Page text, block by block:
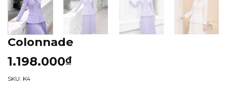
Colonnade
1.198.000₫
SKU: K4